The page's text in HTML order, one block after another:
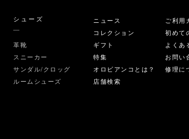
シューズ
革靴
スニーカー
サンダル/クロッグ
ルームシューズ
ニュース
コレクション
ギフト
特集
オロビアンコとは？
店舗検索
ご利用
初めて
よくあ
お問い
修理に